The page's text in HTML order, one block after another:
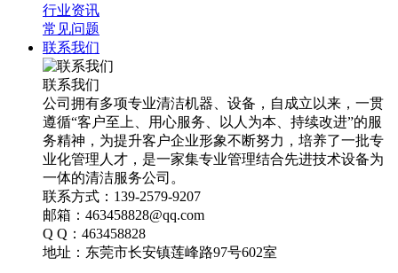
行业资讯
常见问题
联系我们
联系我们
公司拥有多项专业清洁机器、设备，自成立以来，一贯
遵循“客户至上、用心服务、以人为本、持续改进”的服
务精神，为提升客户企业形象不断努力，培养了一批专
业化管理人才，是一家集专业管理结合先进技术设备为
一体的清洁服务公司。
联系方式：139-2579-9207
邮箱：463458828@qq.com
Q Q：463458828
地址：东莞市长安镇莲峰路97号602室